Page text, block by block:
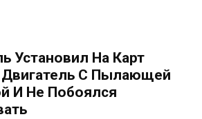
Установил На Карт
С Пылающей
И Не Побоялся